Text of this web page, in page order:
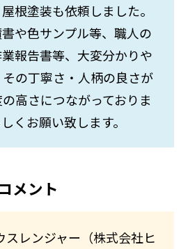
根塗装も依頼しました。
や色サンプル等、職人の
報告書等、大変分かりや
の丁寧さ・人柄の良さが
高さにつながっておりま
くお願い致します。
メント
レンジャー（株式会社ヒ